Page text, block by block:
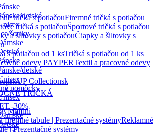
detské
šortky
detské
pomôcky
-30%
Firemné tričká s potlačou
Športové tričká s potlačou
Čiapky a šiltovky s
Tričká s potlačou od 1 ks
Textil a pracovné odevy
UP Collectionsk
TRIČKÁ
Malfini
Reklamné
| Prezentačné systémy